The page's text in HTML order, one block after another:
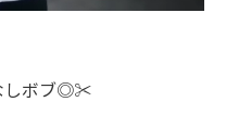
しボブ◎✂️